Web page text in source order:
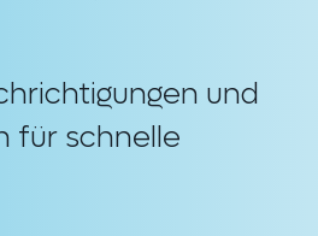
und
für schnelle